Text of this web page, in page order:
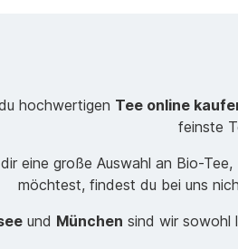
hochwertigen Tee online
feinste
eine große Auswahl an Bio-
möchtest, findest du bei uns
und München sind wir sowohl